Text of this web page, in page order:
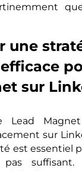
une
sur
Lead
sur
est essentiel
suffisant.